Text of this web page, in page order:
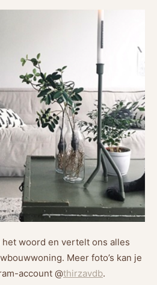
het woord en vertelt ons alles
Meer foto’s kan je
account @thirzavdb.